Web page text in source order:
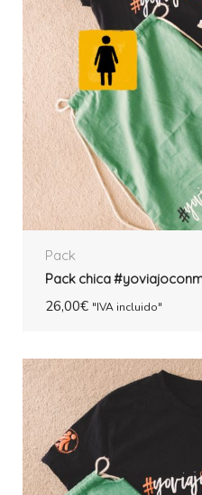
Pack
Pack chica
26,00€ "IVA incluido"